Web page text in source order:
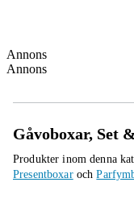
Annons
Annons
Gåvoboxar, Set
Produkter inom denna
Presentboxaroch